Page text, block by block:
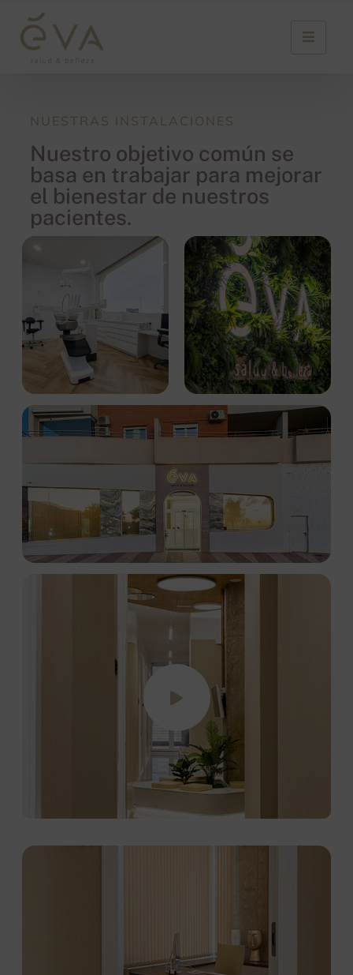
NUESTRAS INSTALACIONES
Nuestro objetivo común se
basa en trabajar para mejorar
el bienestar de nuestros
pacientes.